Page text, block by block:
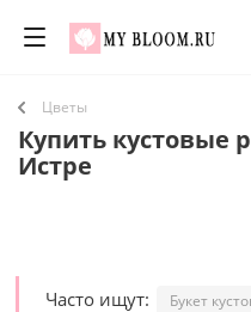
Цветы
Купить кустовые
Истре
Часто ищут:
Букет